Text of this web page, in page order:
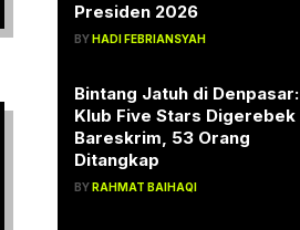
Presiden 2026
BY HADI FEBRIANSYAH
Bintang Jatuh di Denpasar:
Klub Five Stars Digerebek
Bareskrim, 53 Orang
Ditangkap
BY RAHMAT BAIHAQI